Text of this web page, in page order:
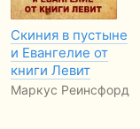
Скиния в пустыне
и Евангелие от
книги Левит
Маркус Реинсфорд